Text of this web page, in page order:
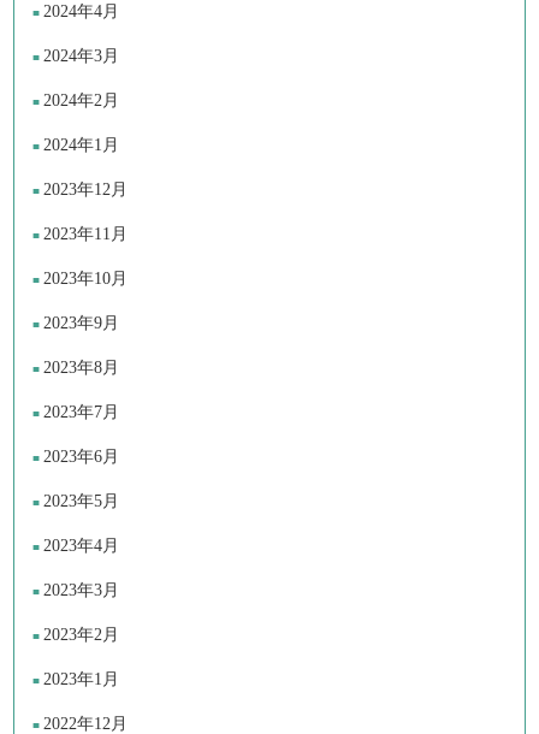
2024年4月
2024年3月
2024年2月
2024年1月
2023年12月
2023年11月
2023年10月
2023年9月
2023年8月
2023年7月
2023年6月
2023年5月
2023年4月
2023年3月
2023年2月
2023年1月
2022年12月